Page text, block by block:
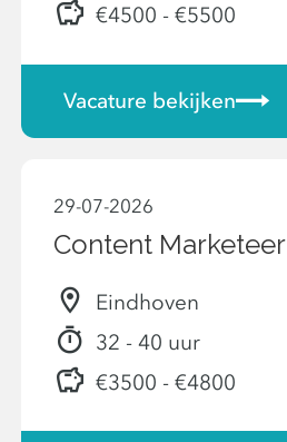
€4500 - €5500
Vacature bekijken
29-07-2026
Content Marketeer
Eindhoven
32 - 40 uur
€3500 - €4800